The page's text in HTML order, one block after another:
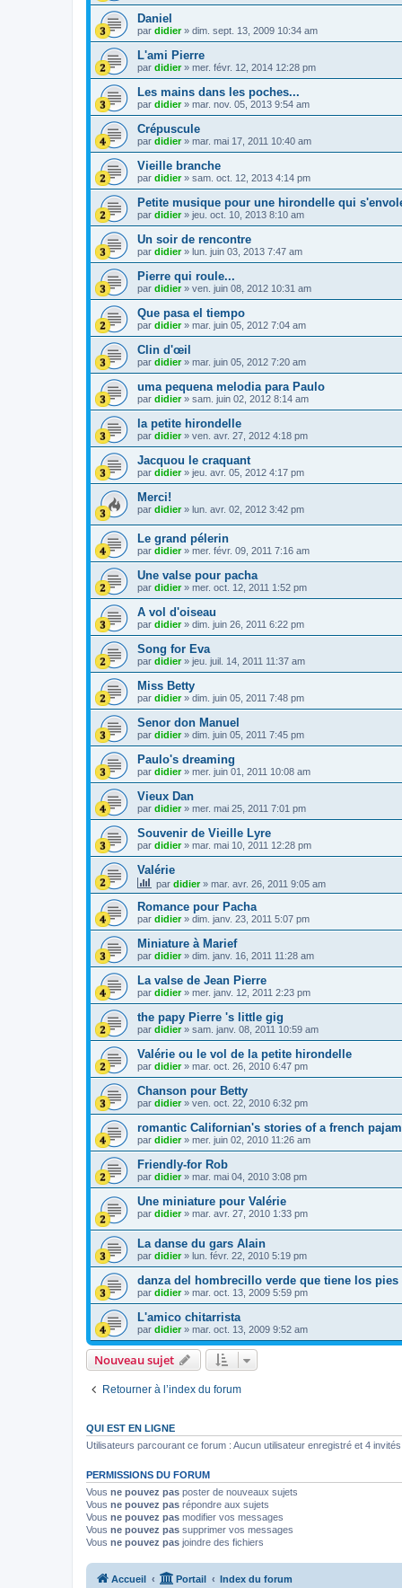
Daniel
par didier» dim. sept. 13, 2009 10:34 am
L'ami Pierre
par didier» mer. févr. 12, 2014 12:28 pm
Les mains dans les poches...
par didier» mar. nov. 05, 2013 9:54 am
Crépuscule
par didier» mar. mai 17, 2011 10:40 am
Vieille branche
par didier» sam. oct. 12, 2013 4:14 pm
Petite musique pour une hirondelle qui
par didier» jeu. oct. 10, 2013 8:10 am
Un soir de rencontre
par didier» lun. juin 03, 2013 7:47 am
Pierre qui roule...
par didier» ven. juin 08, 2012 10:31 am
Que pasa el tiempo
par didier» mar. juin 05, 2012 7:04 am
Clin d'œil
par didier» mar. juin 05, 2012 7:20 am
uma pequena melodia para Paulo
par didier» sam. juin 02, 2012 8:14 am
la petite hirondelle
par didier» ven. avr. 27, 2012 4:18 pm
Jacquou le craquant
par didier» jeu. avr. 05, 2012 4:17 pm
Merci!
par didier» lun. avr. 02, 2012 3:42 pm
Le grand pélerin
par didier» mer. févr. 09, 2011 7:16 am
Une valse pour pacha
par didier» mer. oct. 12, 2011 1:52 pm
A vol d'oiseau
par didier» dim. juin 26, 2011 6:22 pm
Song for Eva
par didier» jeu. juil. 14, 2011 11:37 am
Miss Betty
par didier» dim. juin 05, 2011 7:48 pm
Senor don Manuel
par didier» dim. juin 05, 2011 7:45 pm
Paulo's dreaming
par didier» mer. juin 01, 2011 10:08 am
Vieux Dan
par didier» mer. mai 25, 2011 7:01 pm
Souvenir de Vieille Lyre
par didier» mar. mai 10, 2011 12:28 pm
Valérie
par didier» mar. avr. 26, 2011 9:05 am
Romance pour Pacha
par didier» dim. janv. 23, 2011 5:07 pm
Miniature à Marief
par didier» dim. janv. 16, 2011 11:28 am
La valse de Jean Pierre
par didier» mer. janv. 12, 2011 2:23 pm
the papy Pierre 's little gig
par didier» sam. janv. 08, 2011 10:59 am
Valérie ou le vol de la petite hirondelle
par didier» mar. oct. 26, 2010 6:47 pm
Chanson pour Betty
par didier» ven. oct. 22, 2010 6:32 pm
romantic Californian's stories of a french
par didier» mer. juin 02, 2010 11:26 am
Friendly-for Rob
par didier» mar. mai 04, 2010 3:08 pm
Une miniature pour Valérie
par didier» mar. avr. 27, 2010 1:33 pm
La danse du gars Alain
par didier» lun. févr. 22, 2010 5:19 pm
danza del hombrecillo verde que tiene los pies
par didier» mar. oct. 13, 2009 5:59 pm
L'amico chitarrista
par didier» mar. oct. 13, 2009 9:52 am
Nouveau sujet
Retourner à l’index du forum
QUI EST EN LIGNE
Utilisateurs parcourant ce forum : Aucun utilisateur enregistré et 4 invités
PERMISSIONS DU FORUM
Vous ne pouvez pas poster de nouveaux sujets
Vous ne pouvez pas répondre aux sujets
Vous ne pouvez pas modifier vos messages
Vous ne pouvez pas supprimer vos messages
Vous ne pouvez pas joindre des fichiers
Accueil Portail Index du forum